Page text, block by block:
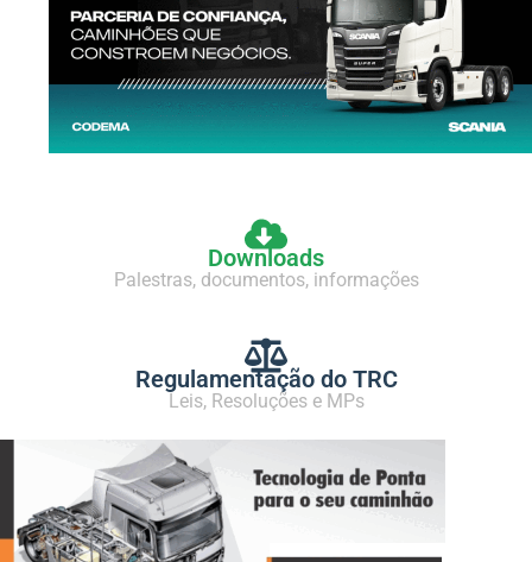
Downloads
Palestras, documentos, informações
Regulamentação do TRC
Leis, Resoluções e MPs